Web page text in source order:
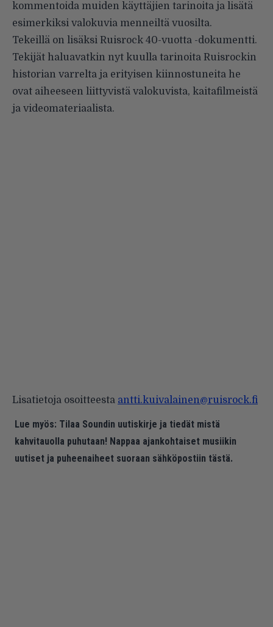
kommentoida muiden käyttäjien tarinoita ja lisätä
esimerkiksi valokuvia menneiltä vuosilta.
Tekeillä on lisäksi Ruisrock 40-vuotta -dokumentti.
Tekijät haluavatkin nyt kuulla tarinoita Ruisrockin
historian varrelta ja erityisen kiinnostuneita he
ovat aiheeseen liittyvistä valokuvista, kaitafilmeistä
ja videomateriaalista.
Lisatietoja osoitteesta antti.kuivalainen@ruisrock.fi
Lue myös: Tilaa Soundin uutiskirje ja tiedät mistä
kahvitauolla puhutaan! Nappaa ajankohtaiset musiikin
uutiset ja puheenaiheet suoraan sähköpostiin tästä.